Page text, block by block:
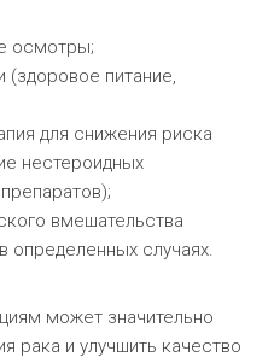
осмотры;
питание,
для снижения риска
нестероидных
вмешательства
определенных случаях.
может значительно
рака и улучшить качество